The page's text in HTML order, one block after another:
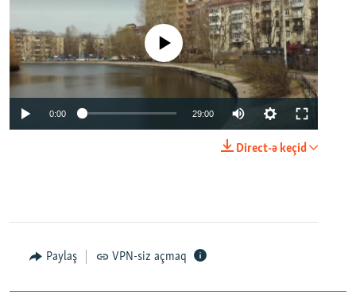
No media source currently available
0:00 29:00
Direct-ə keçid
Paylaş VPN-siz açmaq